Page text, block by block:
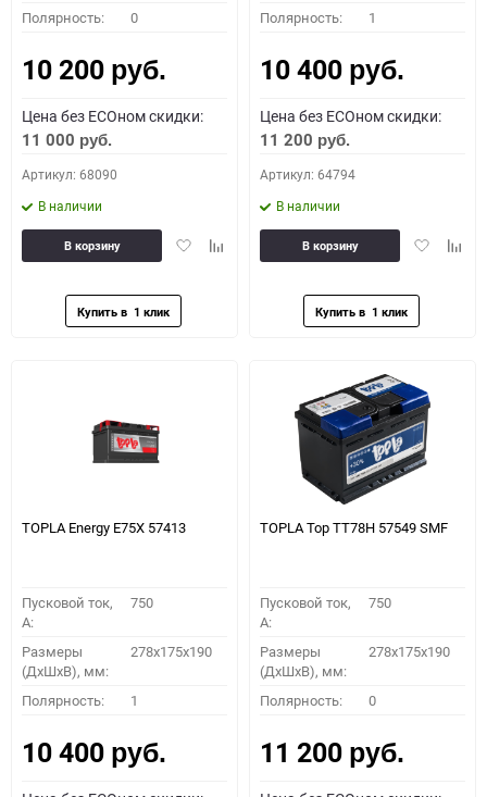
Полярность: 0
10 200 руб.
Цена без ECOном скидки:
11 000 руб.
Артикул: 68090
В наличии
ДобавитьДобавить
В корзину
Полярность: 1
10 400 руб.
Цена без ECOном скидки:
11 200 руб.
Артикул: 64794
В наличии
Добавить
В корзину
TOPLA Energy E75X 57413
Пусковой ток,
A:
750
Размеры
(ДхШхВ), мм:
278x175x190
Полярность: 1
10 400 руб.
TOPLA Top TT78H 57549 SMF
Пусковой ток,
A:
750
Размеры
(ДхШхВ), мм:
278x175x190
Полярность: 0
11 200 руб.